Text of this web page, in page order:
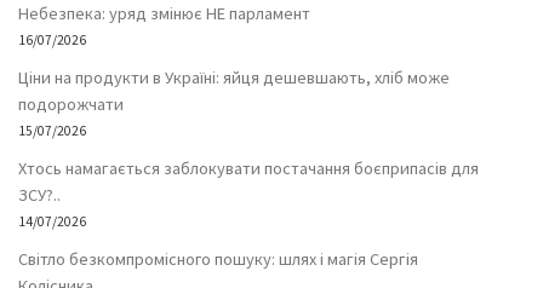
Небезпека: уряд змінює НЕ парламент
16/07/2026
Ціни на продукти в Україні: яйця дешевшають, хліб може
подорожчати
15/07/2026
Хтось намагається заблокувати постачання боєприпасів для
ЗСУ?..
14/07/2026
Світло безкомпромісного пошуку: шлях і магія Сергія